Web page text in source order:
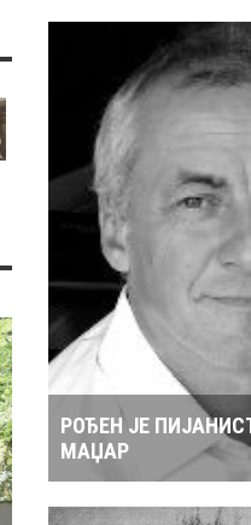
РОЂЕН ЈЕ
МАЏАР